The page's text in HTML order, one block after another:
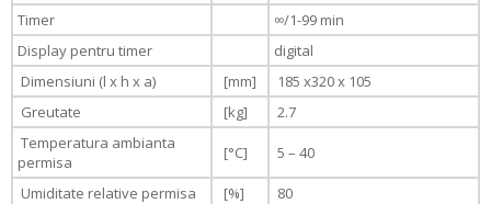
Timer
∞/1-99 min
Display pentru timer
digital
Dimensiuni (l x h x a)
[mm]
185 x320 x 105
Greutate
[kg]
2.7
Temperatura ambianta
permisa
[°C] 5 – 40
Umiditate relative permisa [%]
80